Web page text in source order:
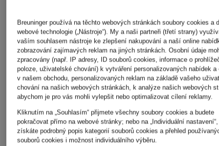
Další značky
AMI
PARIS
MARC
AUREL
Breuninger používá na těchto webových stránkách soubory cookies a
webové technologie („Nástroje“). My a naši partneři (třetí strany)
vaším souhlasem nástroje ke zlepšení nakupování a naší online
zobrazování zajímavých reklam na jiných stránkách. Osobní údaje
zpracovány (např. IP adresy, ID souborů cookies, informace o
poloze, uživatelské chování) k vytváření personalizovaných nabídek a
v našem obchodu, personalizovaných reklam na základě vašeho
chování na našich webových stránkách, k analýze našich webových
abychom je pro vás mohli vylepšit nebo optimalizovat cílení reklamy.
Kliknutím na „Souhlasím“ přijmete všechny soubory cookies a budete
pokračovat přímo na webové stránky; nebo na „Individuální
získáte podrobný popis kategorií souborů cookies a přehled
souborů cookies i možnost individuálního výběru.